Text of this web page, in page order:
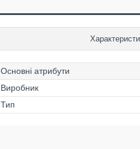
Основні атрибути
Виробник
Тип